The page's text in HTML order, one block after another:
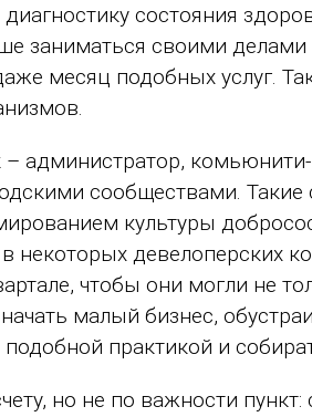
состояния
заниматься своими
месяц подобных услуг.
– администратор,
сообществами.
культуры
некоторых девелоперских
чтобы они могли не
малый бизнес,
подобной практикой и
но не по важности